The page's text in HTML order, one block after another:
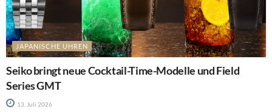
JAPANISCHE UHREN
Seiko bringt neue Cocktail-Time-Modelle und Field
Series GMT
13. Juli 2026